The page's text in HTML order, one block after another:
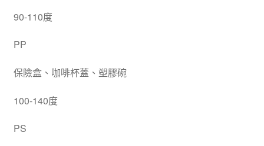
90-110度
PP
保險盒、咖啡杯蓋、塑膠碗
100-140度
PS